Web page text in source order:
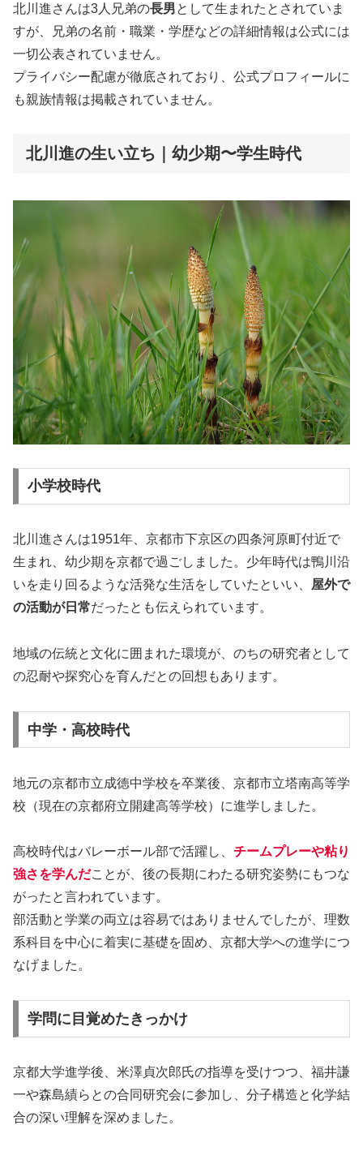
北川進さんは3人兄弟の長男として生まれたとされていま
すが、兄弟の名前・職業・学歴などの詳細情報は公式には
一切公表されていません。
プライバシー配慮が徹底されており、公式プロフィールに
も親族情報は掲載されていません。
北川進の生い立ち｜幼少期〜学生時代
小学校時代
北川進さんは1951年、京都市下京区の四条河原町付近で
生まれ、幼少期を京都で過ごしました。少年時代は鴨川沿
いを走り回るような活発な生活をしていたといい、 屋外で
の活動が日常だったとも伝えられています。
地域の伝統と文化に囲まれた環境が、のちの研究者として
の忍耐や探究心を育んだとの回想もあります。
中学・高校時代
地元の京都市立成徳中学校を卒業後、京都市立塔南高等学
校（現在の京都府立開建高等学校）に進学しました。
高校時代はバレーボール部で活躍し、 チームプレーや粘り
強さを学んだことが、後の長期にわたる研究姿勢にもつな
がったと言われています。
部活動と学業の両立は容易ではありませんでしたが、理数
系科目を中心に着実に基礎を固め、京都大学への進学につ
なげました。
学問に目覚めたきっかけ
京都大学進学後、米澤貞次郎氏の指導を受けつつ、福井謙
一や森島績らとの合同研究会に参加し、分子構造と化学結
合の深い理解を深めました。